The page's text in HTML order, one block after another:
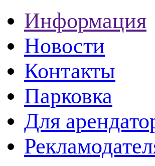
Информация
Новости
Контакты
Парковка
Для